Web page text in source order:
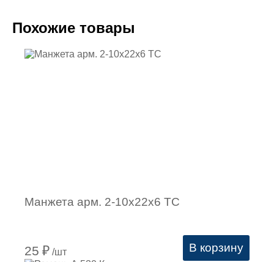
Похожие товары
Манжета арм. 2-10х22х6 ТC
25 ₽ /шт В корзину